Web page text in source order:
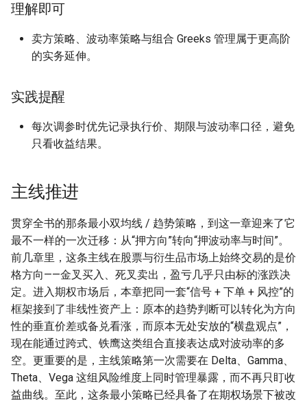
理解即可
卖方策略、波动率策略与组合 Greeks 管理属于更高阶
的实务延伸。
实践提醒
每次调参时优先记录执行价、期限与波动率口径，避免
只看收益结果。
主线推进
贯穿全书的那条最小双均线 / 趋势策略，到这一章迎来了它
最不一样的一次迁移：从“押方向”转向“押波动率与时间”。
前几章里，这条主线在股票与衍生品市场上始终交易的是价
格方向——金叉买入、死叉卖出，盈亏几乎只由标的涨跌决
定。进入期权市场后，本章把同一套“信号 + 下单 + 风控”的
框架接到了非线性资产上：原本的趋势判断可以转化为方向
性的垂直价差或备兑看涨，而原本无处安放的“横盘观点”，
现在能通过跨式、铁鹰这类组合直接表达成对波动率的多
空。更重要的是，主线策略第一次需要在 Delta、Gamma、
Theta、Vega 这组风险维度上同时管理暴露，而不再只盯收
益曲线。至此，这条最小策略已经具备了在期权场景下被改